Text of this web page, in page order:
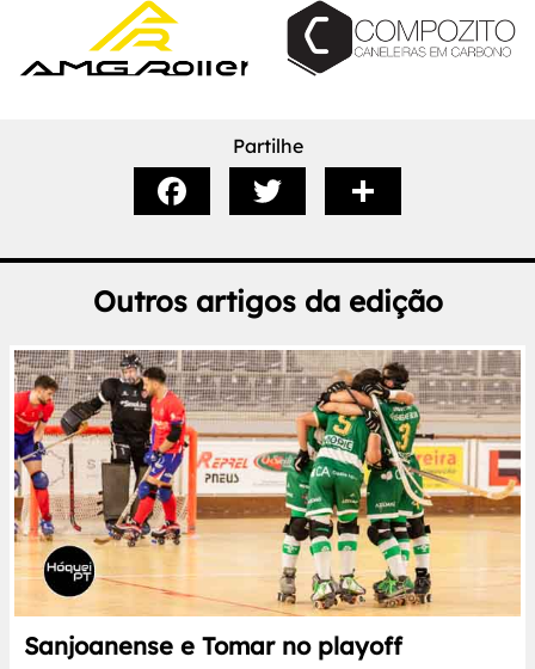
Partilhe
Outros artigos da edição
Sanjoanense e Tomar no playoff